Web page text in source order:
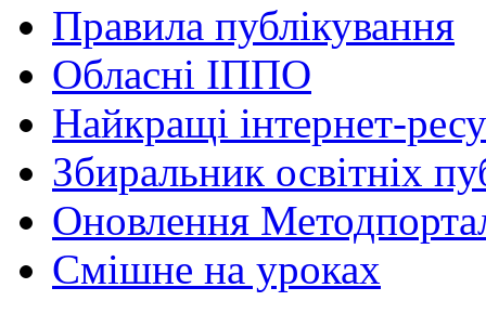
Правила публікування
Обласні ІППО
Найкращі інтернет-
Збиральник освітніх
Оновлення
Cмішне на уроках